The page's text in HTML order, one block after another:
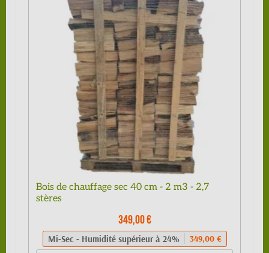
Bois de chauffage sec 40 cm - 2 m3 - 2,7
stères
349,00 €
Mi-Sec - Humidité supérieur à 24% 349,00 €